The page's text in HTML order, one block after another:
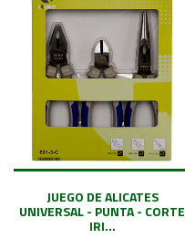
JUEGO DE ALICATES
UNIVERSAL - PUNTA - CORTE
IRI...